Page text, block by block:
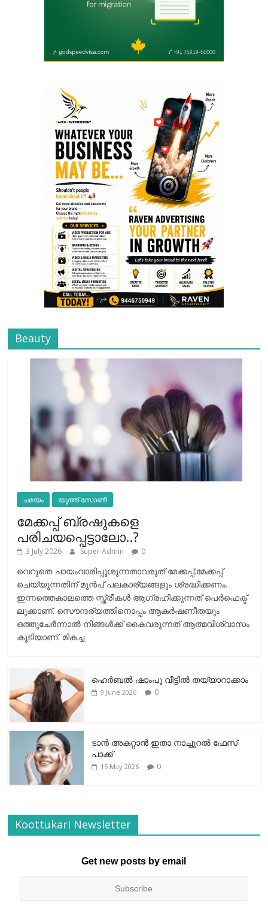
Beauty
ചമയം യൂത്ത് സോൺ
മേക്കപ്പ് ബ്രഷുകളെ
പരിചയപ്പെട്ടാലോ..?
3 July 2026 Super Admin 0
വെറുതെ ചായംവാരിപ്പൂശുന്നതാവരുത് മേക്കപ്പ്.മേക്കപ്പ്
ചെയ്യുന്നതിന് മുന്‍പ് പലകാര്യങ്ങളും ശ്രദ്ധിക്കണം.
ഇന്നത്തെകാലത്തെ സ്ത്രീകള്‍ ആഗ്രഹിക്കുന്നത് പെര്‍ഫെക്ട്
ലുക്കാണ്. സൌന്ദര്യത്തിനൊപ്പം ആകര്‍ഷണീതയും
ഒത്തുചേര്‍ന്നാല്‍ നിങ്ങള്‍ക്ക് കൈവരുന്നത് ആത്മവിശ്വാസം
കൂടിയാണ്. മികച്ച
ഹെര്‍ബല്‍ ഷാംപൂ വീട്ടില്‍ തയ്യാറാക്കാം
9 June 2026 0
ടാന്‍ അകറ്റാന്‍ ഇതാ നാച്ചുറല്‍ ഫേസ്
പാക്ക്
15 May 2026 0
Koottukari Newsletter
Get new posts by email